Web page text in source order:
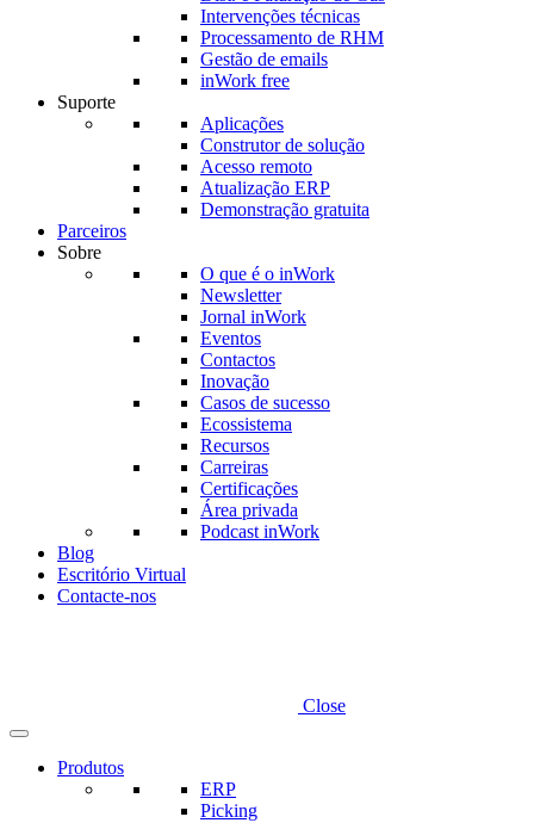
Intervenções técnicas
Processamento de RHM
Gestão de emails
inWork free
Suporte
Aplicações
Construtor de solução
Acesso remoto
Atualização ERP
Demonstração gratuita
Parceiros
Sobre
O que é o inWork
Newsletter
Jornal inWork
Eventos
Contactos
Inovação
Casos de sucesso
Ecossistema
Recursos
Carreiras
Certificações
Área privada
Podcast inWork
Blog
Escritório Virtual
Contacte-nos
Close
Produtos
ERP
Picking